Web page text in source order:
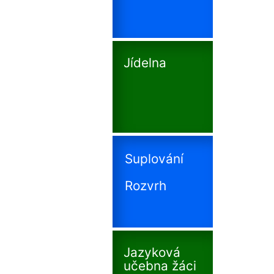
Jídelna
Suplování
Rozvrh
Jazyková
učebna žáci